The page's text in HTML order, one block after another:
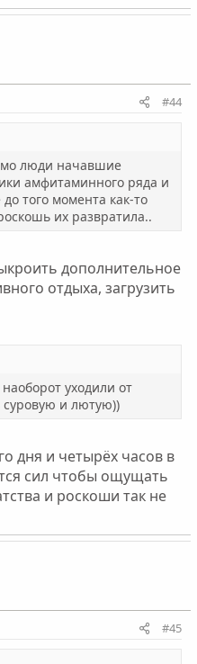
#44
люди начавшие
амфитаминного ряда и
того момента как-то
их развратила..
дополнительное
отдыха, загрузить
уходили от
суровую и лютую))
дня и четырёх часов в
сил чтобы ощущать
и роскоши так не
#45